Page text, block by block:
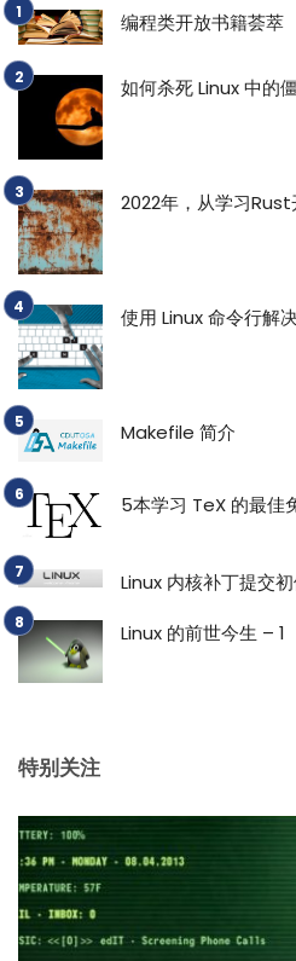
编程类开放书籍荟萃
如何杀死 Linux 中的
2022年，从学习Rust
使用 Linux 命令行解
Makefile 简介
5本学习 TeX 的最佳
Linux 内核补丁提交
Linux 的前世今生 – 1
特别关注